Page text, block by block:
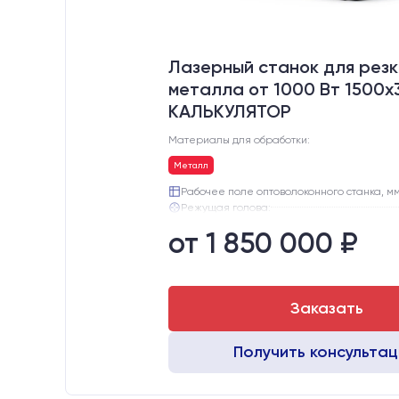
Лазерный станок для
металла от 1000 Вт
КАЛЬКУЛЯТОР
Материалы для обработки:
Металл
Рабочее поле оптоволоконного станка,
Режущая голова:
Направляющие оси Y:
Направляющие оси Х:
от 1 850 000 ₽
Заказать
Получить